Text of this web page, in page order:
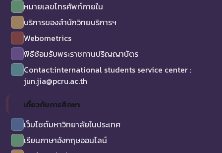
หมายเลขโทรศัพท์ภายใน
บริการของสำนักวิทยบริการฯ
Webometrics
พิธีซ้อมรับพระราชทานปริญญาบัตร
Contact:international students service center :
jun.jia@pcru.ac.th
เกี่ยวกับการศึกษา
เว็บไซต์มหาวิทยาลัยในประเทศ
เรียนภาษาอังกฤษออนไลน์